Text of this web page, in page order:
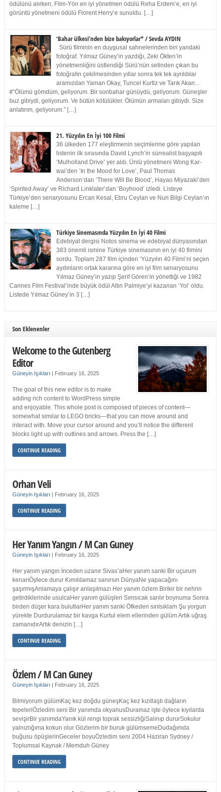
ödülünü alırken, Film-Yön en iyi yönetmen ödülü Reha Erdem’e, en iyi
görüntü yönetmeni ödülü Florent Herry’e sunuldu. […]
‘Bahar ülkesi’nden bize bakıyorlar* / Sevda AYDIN
Sürü filminin en duygusal sahnelerinden biri yandaki
fotoğraf. Yılmaz Güney’in yazdığı, Zeki Ökten’in
yönetmenliğini üstlendiği Sürü’nün setinden çıkan bu
fotoğrafın çekilmesinden yıllar sonra tek tek ayrıldılar
aramızdan Yaman Okay, Tuncel Kurtiz ve Tarık Akan…
#”Ölümü gömdüm, geliyorum. Bir sonbahar günüydü, geliyorum. Güneşler
buz gibiydi, geliyorum. Ve bütün kötülükler. Ölümün armaları gibiydi. Size
anlatırım, geliyorum.” […]
21. Yüzyılın En İyi 100 Filmi
36 ülkeden 177 eleştirmenin seçimlerine göre yapılan
listenin ilk sırasında David Lynch’in sürrealist başyapıtı
‘Mulholland Drive’ yer aldı. Ünlü yönetmeni Wong Kar-
wai’den ‘In the Mood for Love’, Paul Thomas
Anderson’dan ‘There Will Be Blood’, Hayao Miyazaki’den
‘Spirited Away’ ve Richard Linklater’dan ‘Boyhood’ izledi. Listeye
Türkiye’den senaryosunu Ercan Kesal, Ebru Ceylan ve Nuri Bilgi Ceylan’ın
kaleme […]
Türkiye Sinemasında Yüzyılın En İyi 40 Filmi
Edebiyat dergisi Notos sinema ve edebiyat dünyasından
383 önemli ismine Türkiye sinemasının en iyi 40 filmini
sordu. Toplam 287 film içinden ‘Yüzyılın 40 Filmi’ni seçen
aydınların ortak kararına göre en iyi film senaryosunu
Yılmaz Güney’in yazıp Şerif Gören’in yönettiği ve 1982
Cannes Film Festival’inde büyük ödül Altın Palmiye’yi kazanan ‘Yol’ oldu.
Listede Yılmaz Güney’in 3 […]
Son Eklenenler
Welcome to the Gutenberg
Editor
Güneyin Işıkları | February 16, 2025
The goal of this new editor is to make
adding rich content to WordPress simple
and enjoyable. This whole post is composed of pieces of content—
somewhat similar to LEGO bricks—that you can move around and
interact with. Move your cursor around and you’ll notice the different
blocks light up with outlines and arrows. Press the […]
CONTINUE READING
Orhan Veli
Güneyin Işıkları | February 16, 2025
CONTINUE READING
Her Yanım Yangın / M Can Guney
Güneyin Işıkları | February 16, 2025
Her yanım yangın İnceden uzanır Sivas’aHer yanım sanki Bir uçurum
kenarıÖylece durur Kımıldamaz sanırsın DünyaNe yapacağını
şaşırmışAnlamaya çalışır anlaşılmazı Her yanım özlem Birikir bir nehrin
getirdiklerinde usulcaHer yanım gülüşleri Sımsıcak sarılır boynuma Sonra
birden düşer kara bulutlarHer yanım sanki Öfkeden sırılsıklam Şu yorgun
yürekte Durdurulamaz bir kavga Kurtul elem ellerinden gülüm Artık uğraş
zamanıdırArtık denizin […]
CONTINUE READING
Özlem / M Can Guney
Güneyin Işıkları | February 16, 2025
Bilmiyorum gülümKaç kez doğdu güneşKaç kez kızıllaştı dağların
tepeleriÖzledim seni Bir yanımda okyanusDuramaz işte öylece kıyılarda
sevişirBir yanımdaYanık kül rengi toprak sessizliğiSalınıp dururSokulur
yalnızlığıma kokun olur Gözlerim bir buruk gülümsemeDudağımda
buğusu öpüşlerinGeceler boyuÖzledim seni 2004 Haziran Sydney /
Toplumsal Kaynak / Memduh Güney
CONTINUE READING